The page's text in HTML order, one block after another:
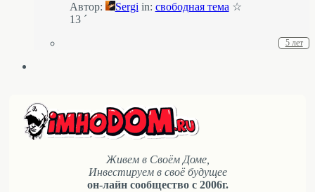
Автор: Sergi in: свободная тема ☆
13 ´
5 лет
Живем в Своём Доме,
Инвестируем в своё будущее
он-лайн сообщество с 2006г.